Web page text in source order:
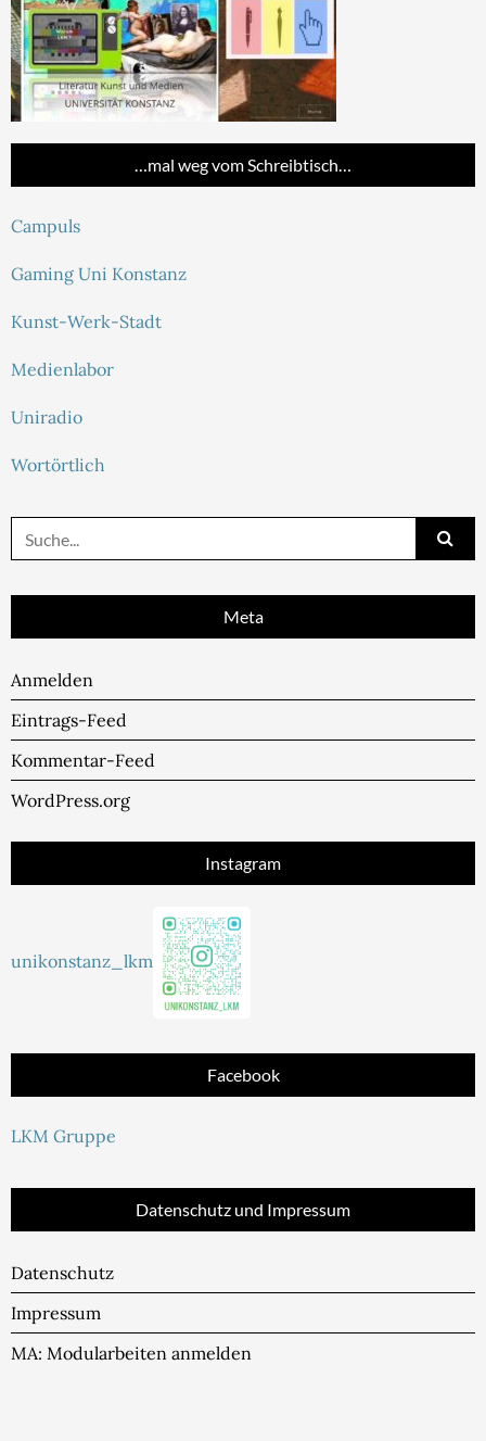
…mal weg vom Schreibtisch…
Campuls
Gaming Uni Konstanz
Kunst-Werk-Stadt
Medienlabor
Uniradio
Wortörtlich
Suche
nach:
Meta
Anmelden
Eintrags-Feed
Kommentar-Feed
WordPress.org
Instagram
unikonstanz_lkm
Facebook
LKM Gruppe
Datenschutz und Impressum
Datenschutz
Impressum
MA: Modularbeiten anmelden